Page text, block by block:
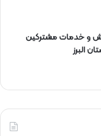
و خدمات مشتركین
البرز